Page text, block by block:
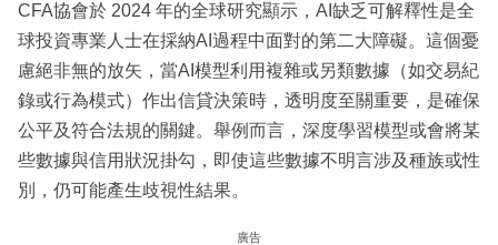
CFA協會於 2024 年的全球研究顯示，AI缺乏可解釋性是全
球投資專業人士在採納AI過程中面對的第二大障礙。這個憂
慮絕非無的放矢，當AI模型利用複雜或另類數據（如交易紀
錄或行為模式）作出信貸決策時，透明度至關重要，是確保
公平及符合法規的關鍵。舉例而言，深度學習模型或會將某
些數據與信用狀況掛勾，即使這些數據不明言涉及種族或性
別，仍可能產生歧視性結果。
廣告